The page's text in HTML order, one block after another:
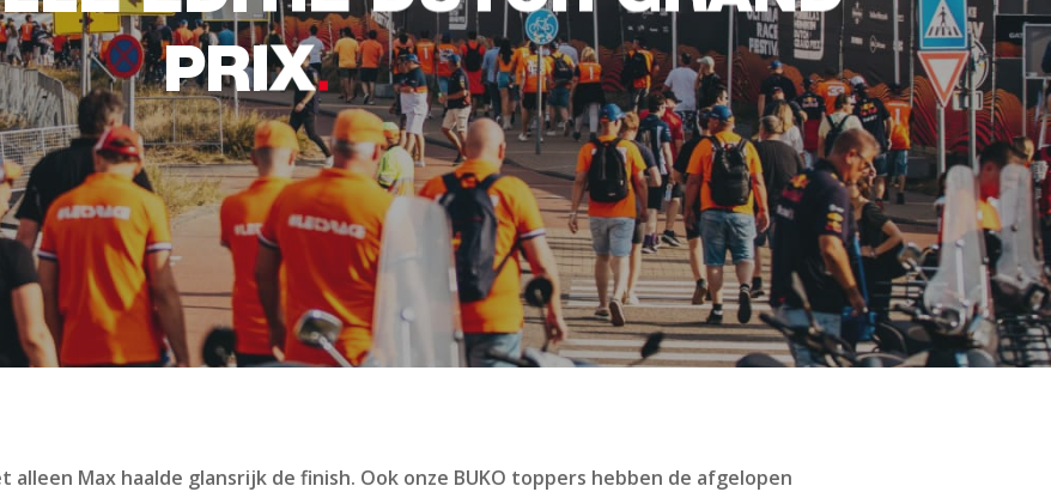
PRIX
Max haalde glansrijk de finish. Ook onze BUKO toppers hebben de afgelopen